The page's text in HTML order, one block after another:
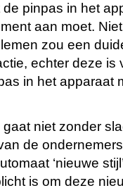
pinpas in het
aan moet.
zou een
echter deze is
in het apparaat
niet zonder
de
‘nieuwe
is om deze